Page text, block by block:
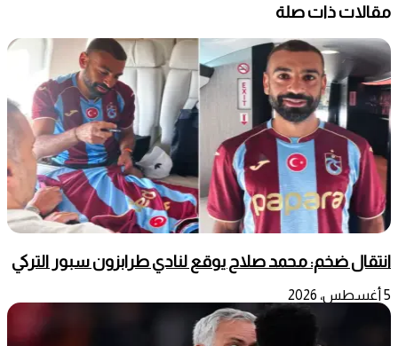
مقالات ذات صلة
انتقال ضخم: محمد صلاح يوقع لنادي طرابزون سبور التركي
5 أغسطس، 2026